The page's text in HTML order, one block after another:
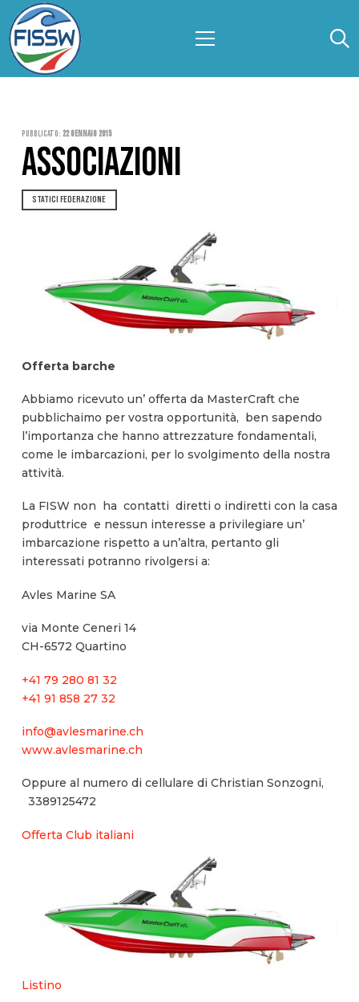
Pubblicato: 22 Gennaio 2015
ASSOCIAZIONI
STATICI FEDERAZIONE
Offerta barche
Abbiamo ricevuto un’ offerta da MasterCraft che
pubblichaimo per vostra opportunità, ben sapendo
l’importanza che hanno attrezzature fondamentali,
come le imbarcazioni, per lo svolgimento della nostra
attività.
La FISW non ha contatti diretti o indiretti con la casa
produttrice e nessun interesse a privilegiare un’
imbarcazione rispetto a un’altra, pertanto gli
interessati potranno rivolgersi a:
Avles Marine SA
via Monte Ceneri 14
CH-6572 Quartino
+41 79 280 81 32
+41 91 858 27 32
info@avlesmarine.ch
www.avlesmarine.ch
Oppure al numero di cellulare di Christian Sonzogni,
3389125472
Offerta Club italiani
Listino